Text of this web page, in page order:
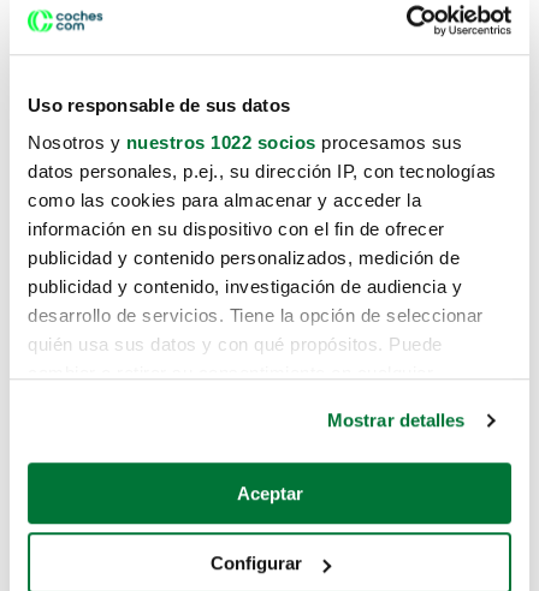
Uso responsable de sus datos
Nosotros y nuestros 1022 socios procesamos sus
datos personales, p.ej., su dirección IP, con tecnologías
como las cookies para almacenar y acceder la
información en su dispositivo con el fin de ofrecer
publicidad y contenido personalizados, medición de
publicidad y contenido, investigación de audiencia y
desarrollo de servicios. Tiene la opción de seleccionar
quién usa sus datos y con qué propósitos. Puede
Si lo permite, también quisiéramos:
Recopilar información sobre su ubicación geográfica
Identificar su dispositivo analizándolo activamente
Mostrar detalles
Aceptar
Configurar
Lo sentimos, no sabemos como
te hemos traido hasta aquí.
Pero puedes encontrar el coche que estás
buscando en alguno de estos enlaces:
Coches de segunda mano
Coches de km0